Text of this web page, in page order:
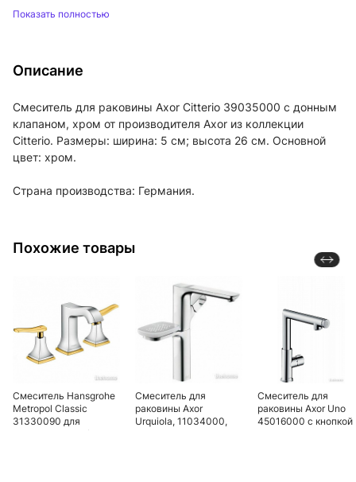
Показать полностью
Описание
Смеситель для раковины Axor Citterio 39035000 с донным
клапаном, хром от производителя Axor из коллекции
Citterio. Размеры: ширина: 5 см; высота 26 см. Основной
цвет: хром.
Страна производства: Германия.
Похожие товары
Смеситель Hansgrohe
Metropol Classic
31330090 для
раковины, хром/
Смеситель для
раковины Axor
Urquiola, 11034000,
Смеситель для
раковины Axor Uno
45016000 с кнопкой